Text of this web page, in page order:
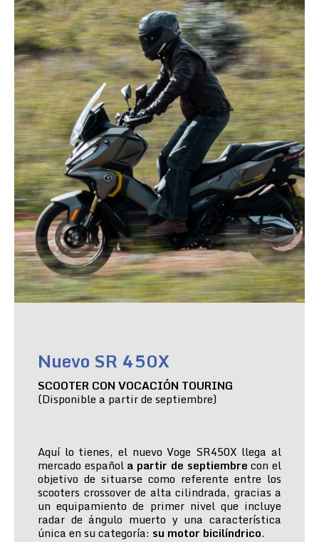
Nuevo SR 450X
SCOOTER CON VOCACIÓN TOURING
(Disponible a partir de septiembre)
Aquí lo tienes, el nuevo Voge SR450X llega al
mercado español a partir de septiembre con el
objetivo de situarse como referente entre los
scooters crossover de alta cilindrada, gracias a
un equipamiento de primer nivel que incluye
radar de ángulo muerto y una característica
única en su categoría: su motor bicilíndrico.